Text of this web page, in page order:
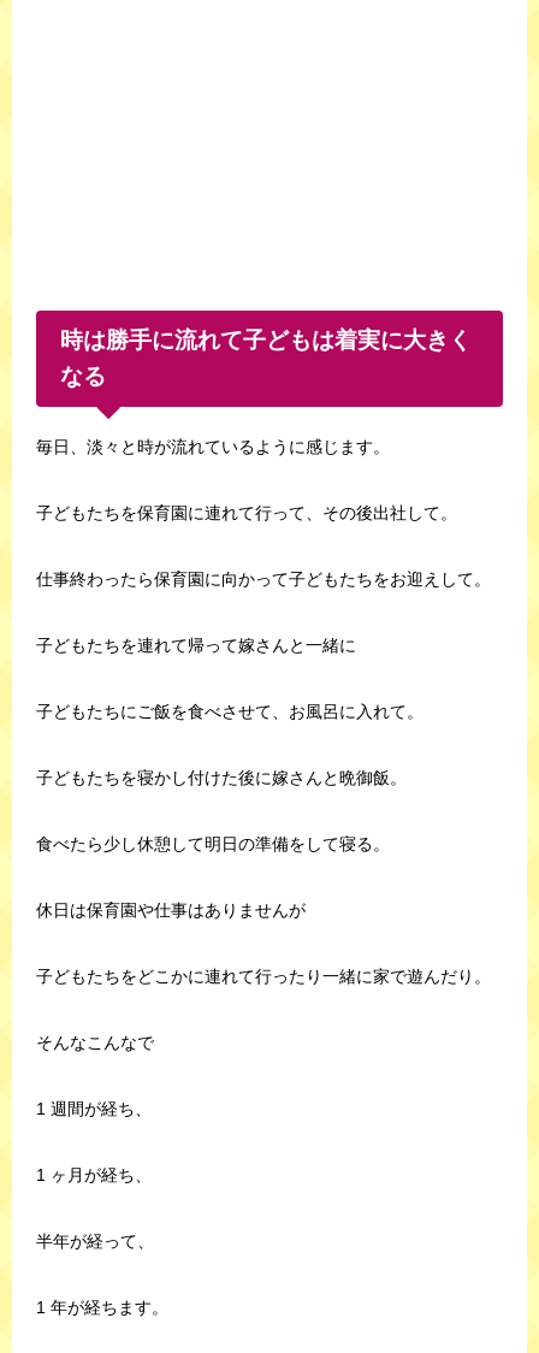
時は勝手に流れて子どもは着実に大きく
なる
毎日、淡々と時が流れているように感じます。
子どもたちを保育園に連れて行って、その後出社して。
仕事終わったら保育園に向かって子どもたちをお迎えして。
子どもたちを連れて帰って嫁さんと一緒に
子どもたちにご飯を食べさせて、お風呂に入れて。
子どもたちを寝かし付けた後に嫁さんと晩御飯。
食べたら少し休憩して明日の準備をして寝る。
休日は保育園や仕事はありませんが
子どもたちをどこかに連れて行ったり一緒に家で遊んだり。
そんなこんなで
1 週間が経ち、
1 ヶ月が経ち、
半年が経って、
1 年が経ちます。